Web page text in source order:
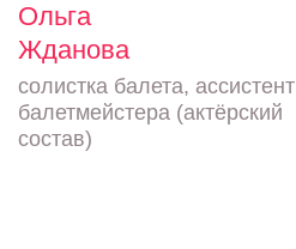
Ольга
Жданова
солистка балета, ассистент
балетмейстера (актёрский
состав)